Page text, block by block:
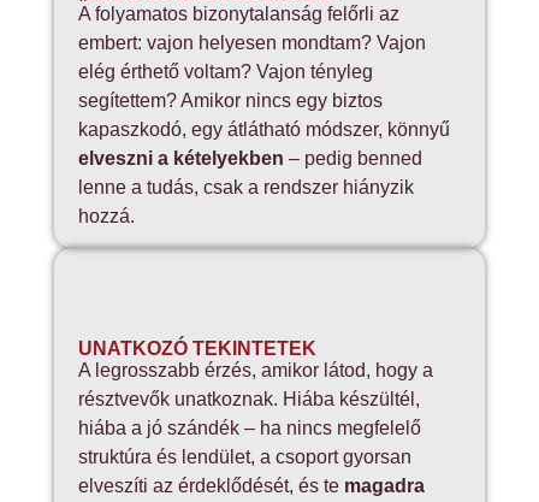
A folyamatos bizonytalanság felőrli az
embert: vajon helyesen mondtam? Vajon
elég érthető voltam? Vajon tényleg
segítettem? Amikor nincs egy biztos
kapaszkodó, egy átlátható módszer, könnyű
elveszni a kételyekben – pedig benned
lenne a tudás, csak a rendszer hiányzik
hozzá.
UNATKOZÓ TEKINTETEK
A legrosszabb érzés, amikor látod, hogy a
résztvevők unatkoznak. Hiába készültél,
hiába a jó szándék – ha nincs megfelelő
struktúra és lendület, a csoport gyorsan
elveszíti az érdeklődését, és te magadra